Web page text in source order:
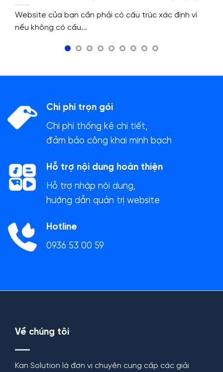
cấu trúc website.
Website của bạn cần phải có cấu trúc xác định vì
nếu không có cấu...
Chi phí trọn gói
Chi phí thống kê chi tiết,
đảm bảo công khai minh bạch
Hỗ trợ nội dung hoàn thiện
Hỗ trợ nhập nội dung,
hướng dẫn quản trị website
Hotline
0936 53 00 59
Về chúng tôi
Kan Solution là đơn vị chuyên cung cấp các giải